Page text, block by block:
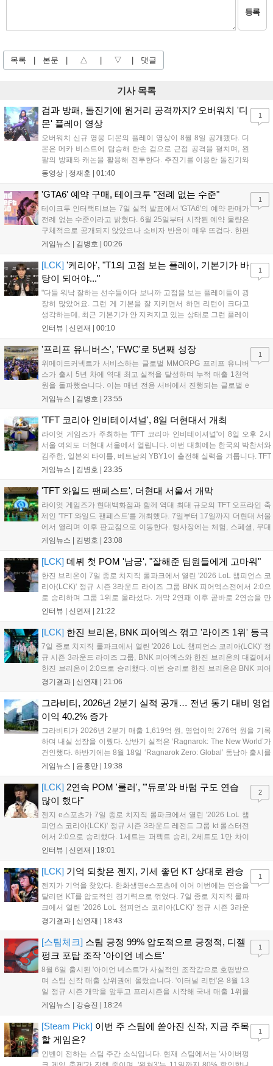
등록
목록 본문 △ ▽ 댓글
기사 목록
검과 방패, 돌진기에 원거리 공격까지? 오버워치 '디
몬' 플레이 영상
오버워치 신규 영웅 디몬의 플레이 영상이 8월 8일 공개됐다. 디
몬은 메카 비스트에 탑승해 한손 검으로 근접 공격을 펼치며, 왼
팔의 방패와 캐논을 활용해 전투한다. 추진기를 이용한 돌진기와
참격 형태의 궁극기를 보유했고, 메카 파괴 시 맨몸으로 기관총을
산의 영웅들 업데이트를 통해 정식 출시될 예정이다....
동영상 | 정재훈 01:40
1
'GTA6' 예약 구매, 테이크투 "전례 없는 수준"
테이크투 인터랙티브는 7일 실적 발표에서 'GTA6'의 예약 판매가
전례 없는 수준이라고 밝혔다. 6월 25일부터 시작된 예약 물량은
구체적으로 공개되지 않았으나 소비자 반응이 매우 뜨겁다. 한편
11월 19일 PS5와 Xbox 시리즈 X|S로 정식 출시될 예정이며, 록
상 'Grand Theft Auto VI: An Extended Look'을 최초 공개할 계획
이다....
게임뉴스 | 김병호 00:26
1
[LCK] '케리아', "T1의 고점 보는 플레이, 기본기가 바
탕이 되어야..."
"다들 워낙 잘하는 선수들이다 보니까 고점을 보는 플레이들이 굉
장히 많았어요. 그런 게 기본을 잘 지키면서 하면 리턴이 크다고
생각하는데, 최근 기본기가 안 지켜지고 있는 상태로 그런 플레이
를 추구하다 보니까 팀적으로 안 좋은 사고가 계속 많이 났던 것
LoL 챔피언스 코리아(LCK)'...
인터뷰 | 신연재 00:10
1
'프리프 유니버스', 'FWC'로 5년째 성장
위메이드커넥트가 서비스하는 글로벌 MMORPG 프리프 유니버
스가 출시 5년 차에 역대 최고 실적을 달성하며 누적 매출 1천억
원을 돌파했습니다. 이는 매년 전용 서버에서 진행되는 글로벌 e
스포츠 대회 FWC의 영향이 큽니다. FWC는 이용자가 동일한 조
은 전년 대비 매출과 이용자 지표가 대폭 상승하는 성과를 냈습니
다. 오는 10월 필리핀 마닐라에서 총상금 11만 달러 규모의 제4회
FWC 그랜드 파이널이 개최될 예정이며, 위메이드커넥트는 이를
통해 커뮤니티 중심의 장기 성장 모델을 지속할 방침입니다....
게임뉴스 | 김병호 23:55
1
'TFT 코리아 인비테이셔널', 8일 더현대서 개최
라이엇 게임즈가 주최하는 'TFT 코리아 인비테이셔널'이 8일 오후 2시
서울 여의도 더현대 서울에서 열립니다. 이번 대회에는 한국의 박찬서와
김주한, 일본의 타이틀, 베트남의 YBY1이 출전해 실력을 겨룹니다. TFT
는 소속팀 없이 개인 자격으로 참가하는 독특한 대회 구조를 가지며, 누
17일까지 이어지는 이번 행사는 신규 세트 체험과 공연 등 다양한 즐길
거리를 제공하며, 이후 현대백화점 판교점에서도 행사가 이어질 예정입
니다. 연말에는 라스베이거스 오픈이 개최됩니다....
게임뉴스 | 김병호 23:35
'TFT 와일드 팬페스트', 더현대 서울서 개막
라이엇 게임즈가 현대백화점과 함께 역대 최대 규모의 TFT 오프라인 축
제인 'TFT 와일드 팬페스트'를 개최했다. 7일부터 17일까지 더현대 서울
에서 열리며 이후 판교점으로 이동한다. 행사장에는 체험, 스페셜, 무대
존이 마련됐으며 8일 오후 2시 인비테이셔널, 15일 오후 2시 스트리머
다. 사전 예약은 조기 마감될 만큼 큰 인기를 끌고 있다....
게임뉴스 | 김병호 23:08
[LCK] 데뷔 첫 POM '남궁', "잘해준 팀원들에게 고마워"
한진 브리온이 7일 종로 치지직 롤파크에서 열린 '2026 LoL 챔피언스 코
리아(LCK)' 정규 시즌 3라운드 라이즈 그룹 BNK 피어엑스전에서 2:0으
로 승리하며 그룹 1위로 올라섰다. 개막 2연패 이후 곧바로 2연승을 만
들어내면서 이어질 4라운드에 대한 기대감을 올렸다. 다음은 이날 데뷔
인터뷰 | 신연재 21:22
[LCK] 한진 브리온, BNK 피어엑스 꺾고 '라이즈 1위' 등극
7일 종로 치지직 롤파크에서 열린 '2026 LoL 챔피언스 코리아(LCK)' 정
규 시즌 3라운드 라이즈 그룹, BNK 피어엑스와 한진 브리온의 대결에서
한진 브리온이 2:0으로 승리했다. 이번 승리로 한진 브리온은 BNK 피어
엑스를 제치고 라이즈 그룹 1위로 올라섰다. 1세트, 한진 브리온이 '로머'
경기결과 | 신연재 21:06
그라비티, 2026년 2분기 실적 공개… 전년 동기 대비 영업
이익 40.2% 증가
그라비티가 2026년 2분기 매출 1,619억 원, 영업이익 276억 원을 기록
하며 내실 성장을 이뤘다. 상반기 실적은 ‘Ragnarok: The New World’가
견인했다. 하반기에는 8월 18일 ‘Ragnarok Zero: Global’ 동남아 출시를
시작으로 9월 3일 ‘달려라 헤베레케 EX’, 9월 22일 ‘갈바테인’ 등 다양한
이’ 출시가 예정돼 있으며, 2027년에는 ‘Ragnarok 3’ 등 대작을 글로벌
출시할 계획이다. 그라비티는 조인트벤처 설립과 라그나로크 에코 시스
템 구축을 통해 신성장 동력을 확보할 방침이다....
게임뉴스 | 윤홍만 19:38
[LCK] 2연속 POM '룰러', "'듀로'와 바텀 구도 연습
많이 했다"
젠지 e스포츠가 7일 종로 치지직 롤파크에서 열린 '2026 LoL 챔
피언스 코리아(LCK)' 정규 시즌 3라운드 레전드 그룹 kt 롤스터전
에서 2:0으로 승리했다. 1세트는 퍼펙트 승리, 2세트도 1만 차이
를 벌리며 25분 만에 승리하면서 말 그대로 압도적인 경기력을 선
하며 POM에 선정됐...
인터뷰 | 신연재 19:01
2
[LCK] 기억 되찾은 젠지, 기세 좋던 KT 상대로 완승
젠지가 기억을 찾았다. 한화생명e스포츠에 이어 이번에는 연승을
달리던 KT를 압도적인 경기력으로 꺾었다. 7일 종로 치지직 롤파
크에서 열린 '2026 LoL 챔피언스 코리아(LCK)' 정규 시즌 3라운
드 레전드 그룹, kt 롤스터와 젠지 e스포츠의 대결에서 젠지가 압
기억을 되찾기라도 한 듯 1,...
경기결과 | 신연재 18:43
1
[스팀체크] 스팀 긍정 99% 압도적으로 긍정적, 디젤
펑크 포탑 조작 '아이언 네스트'
8월 6일 출시된 '아이언 네스트'가 사실적인 조작감으로 호평받으
며 스팀 신작 매출 상위권에 올랐습니다. '이터널 리턴'은 8월 13
일 정규 시즌 개막을 앞두고 프리시즌을 시작해 국내 매출 1위를
기록했습니다. 25주년을 맞은 '고스트 리콘' 시리즈는 8월 6일 쇼
'마블 투혼: 파이팅 소울즈'와 레트로 수리 시뮬레이션 '리스토
리'도 스팀에 정식 출시되었습니다....
게임뉴스 | 강승진 18:24
1
[Steam Pick] 이번 주 스팀에 쏟아진 신작, 지금 주목
할 게임은?
인벤이 전하는 스팀 주간 소식입니다. 현재 스팀에서는 '사이버펑
1